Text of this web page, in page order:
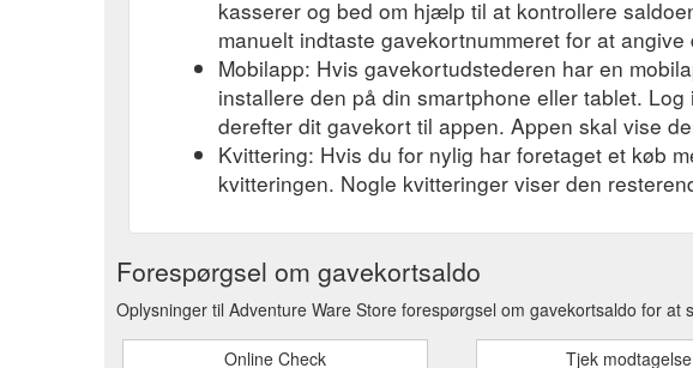
kasserer og bed om hjælp til at kontrollere
manuelt indtaste gavekortnummeret for at
Mobilapp: Hvis gavekortudstederen har en
installere den på din smartphone eller tablet.
derefter dit gavekort til appen. Appen skal vise
Kvittering: Hvis du for nylig har foretaget et køb
kvitteringen. Nogle kvitteringer viser den
Forespørgsel om gavekortsaldo
Oplysninger til Adventure Ware Store forespørgsel om gavekortsaldo for at
Online Check Tjek modtagelse